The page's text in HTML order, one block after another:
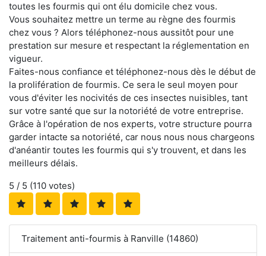
toutes les fourmis qui ont élu domicile chez vous.
Vous souhaitez mettre un terme au règne des fourmis
chez vous ? Alors téléphonez-nous aussitôt pour une
prestation sur mesure et respectant la réglementation en
vigueur.
Faites-nous confiance et téléphonez-nous dès le début de
la prolifération de fourmis. Ce sera le seul moyen pour
vous d'éviter les nocivités de ces insectes nuisibles, tant
sur votre santé que sur la notoriété de votre entreprise.
Grâce à l'opération de nos experts, votre structure pourra
garder intacte sa notoriété, car nous nous nous chargeons
d'anéantir toutes les fourmis qui s'y trouvent, et dans les
meilleurs délais.
5 / 5 (110 votes)
Traitement anti-fourmis à Ranville (14860)